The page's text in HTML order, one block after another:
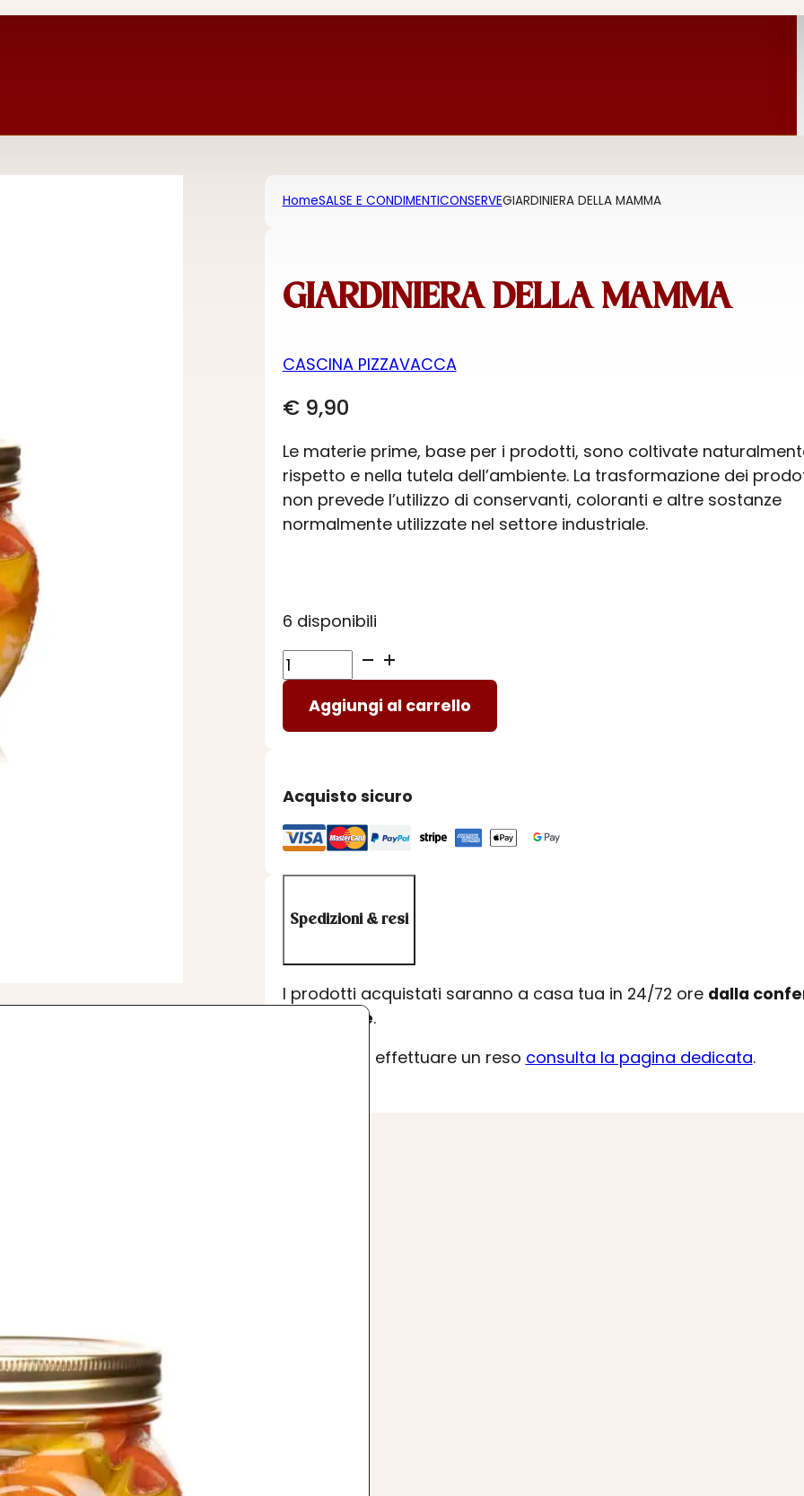
HomeSALSE E CONDIMENTICONSERVEGIARDINIERA DELLA MAMMA
GIARDINIERA DELLA MAMMA
CASCINA PIZZAVACCA
€9,90
Le materie prime, base per i prodotti, sono coltivate
rispetto e nella tutela dell’ambiente. La trasformazione dei
non prevede l’utilizzo di conservanti, coloranti e altre sostanze
normalmente utilizzate nel settore industriale.
6 disponibili
GIARDINIERA
DELLA
MAMMA
quantità
Aggiungi al carrello
Acquisto sicuro
Spedizioni & resi
I prodotti acquistati saranno a casa tua in 24/72 ore dalla
dell’ordine.
Se desideri effettuare un reso consulta la pagina dedicata.